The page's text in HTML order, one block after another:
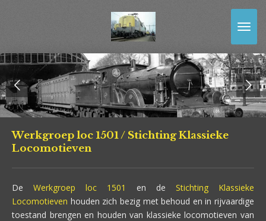
de
hoofdinhoud
Werkgroep loc 1501 / Stichting Klassieke
Locomotieven
De Werkgroep loc 1501 en de Stichting Klassieke
Locomotieven houden zich bezig met behoud en in rijvaardige
toestand brengen en houden van klassieke locomotieven van